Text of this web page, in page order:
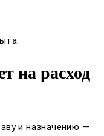
на расход
и назначению —